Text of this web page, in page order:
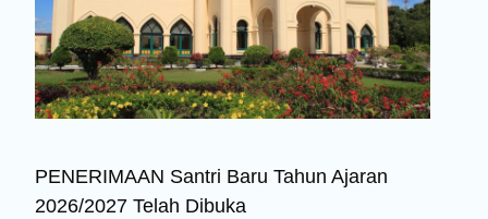
PENERIMAAN Santri Baru Tahun Ajaran
2026/2027 Telah Dibuka